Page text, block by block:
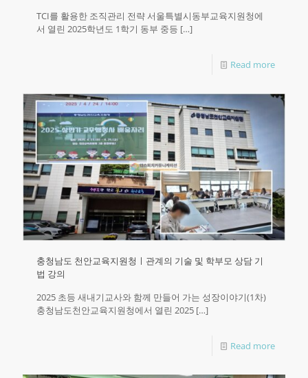
TCI를 활용한 조직관리 전략 서울특별시동부교육지원청에
서 열린 2025학년도 1학기 동부 중등 […]
Read more
충청남도 천안교육지원청ㅣ관계의 기술 및 학부모 상담 기
법 강의
2025 초등 새내기교사와 함께 만들어 가는 성장이야기(1차)
충청남도천안교육지원청에서 열린 2025 […]
Read more